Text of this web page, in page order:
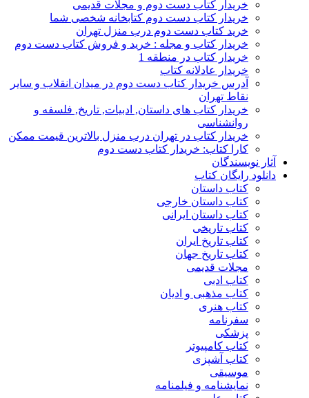
خریدار کتاب دست دوم و مجلات قدیمی
خریدار کتاب دست دوم کتابخانه شخصی شما
خرید کتاب دست دوم درب منزل تهران
خریدار کتاب و مجله : خرید و فروش کتاب دست دوم
خریدار کتاب در منطقه 1
خریدار عادلانه کتاب
آدرس خریدار کتاب دست دوم در میدان انقلاب و سایر
نقاط تهران
خریدار کتاب های داستان, ادبیات, تاریخ, فلسفه و
روانشناسی
خریدار کتاب در تهران درب منزل بالاترین قیمت ممکن
کارا کتاب: خریدار کتاب دست دوم
آثار نویسندگان
دانلود رایگان کتاب
کتاب داستان
کتاب داستان خارجی
کتاب داستان ایرانی
کتاب تاریخی
کتاب تاریخ ایران
کتاب تاریخ جهان
مجلات قدیمی
کتاب ادبی
کتاب مذهبی و ادیان
کتاب هنری
سفرنامه
پزشکی
کتاب کامپیوتر
کتاب آشپزی
موسیقی
نمایشنامه و فیلمنامه